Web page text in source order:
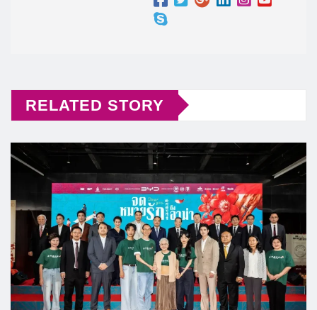
RELATED STORY